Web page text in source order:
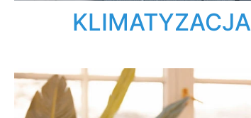
KLIMATYZACJA